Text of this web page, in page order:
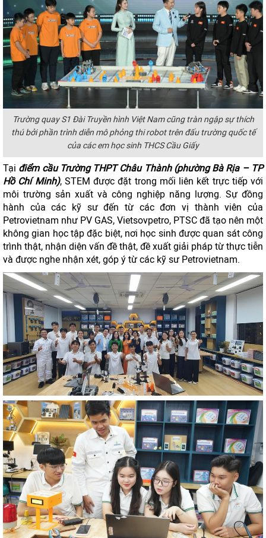
Trường quay S1 Đài Truyền hình Việt Nam cũng tràn ngập sự thích
thú bởi phần trình diễn mô phỏng thi robot trên đấu trường quốc tế
của các em học sinh THCS Cầu Giấy
Tại điểm cầu Trường THPT Châu Thành (phường Bà Rịa– TP
Hồ Chí Minh), STEM được đặt trong mối liên kết trực tiếp với
môi trường sản xuất và công nghiệp năng lượng. Sự đồng
hành của các kỹ sư đến từ các đơn vị thành viên của
Petrovietnam như PV GAS, Vietsovpetro, PTSC đã tạo nên một
không gian học tập đặc biệt, nơi học sinh được quan sát công
trình thật, nhận diện vấn đề thật, đề xuất giải pháp từ thực tiễn
và được nghe nhận xét, góp ý từ các kỹ sư Petrovietnam.